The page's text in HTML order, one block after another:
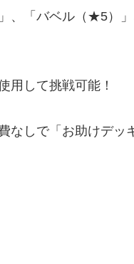
、「バベル（★5）
用して挑戦可能！
なしで「お助けデッ